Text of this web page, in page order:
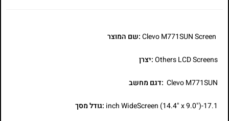
:שם המוצר
Others LCD Screens:יצרן
Clevo M771SUN :דגם מחשב
17.1-inch WideScreen (14.4" x 9.0") :גודל מסך